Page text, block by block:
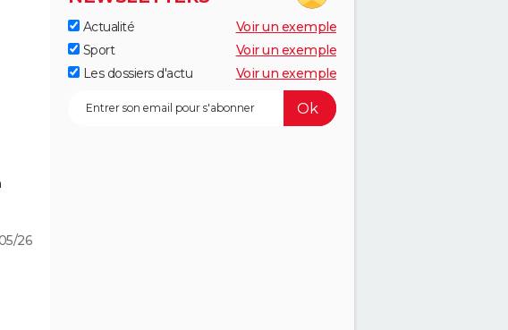
26
Actualité
Voir un exemple
Sport
Voir un exemple
Les dossiers d'actu
Voir un exemple